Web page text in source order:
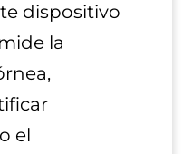
dispositivo
la
el